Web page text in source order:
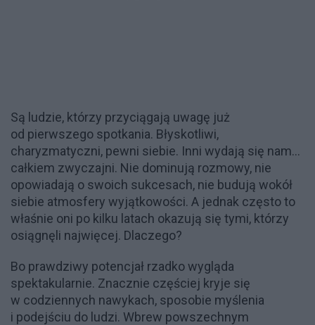
Są ludzie, którzy przyciągają uwagę już
od pierwszego spotkania. Błyskotliwi,
charyzmatyczni, pewni siebie. Inni wydają się nam…
całkiem zwyczajni. Nie dominują rozmowy, nie
opowiadają o swoich sukcesach, nie budują wokół
siebie atmosfery wyjątkowości. A jednak często to
właśnie oni po kilku latach okazują się tymi, którzy
osiągnęli najwięcej. Dlaczego?
Bo prawdziwy potencjał rzadko wygląda
spektakularnie. Znacznie częściej kryje się
w codziennych nawykach, sposobie myślenia
i podejściu do ludzi. Wbrew powszechnym